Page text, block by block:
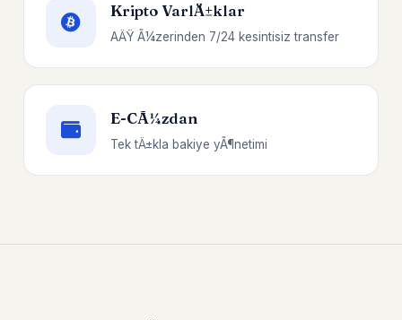
Kripto VarlÄ±klar
AÄŸ Ã¼zerinden 7/24 kesintisiz transfer
E-CÃ¼zdan
Tek tÄ±kla bakiye yÃ¶netimi